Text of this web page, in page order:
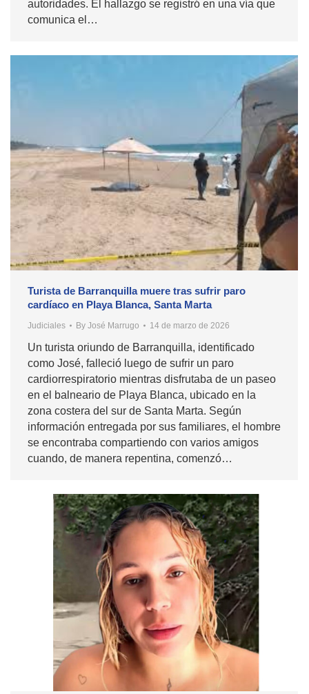
autoridades. El hallazgo se registró en una vía que
comunica el…
Turista de Barranquilla muere tras sufrir paro
cardíaco en Playa Blanca, Santa Marta
Judiciales By José Marrugo 14 de marzo de 2026
Un turista oriundo de Barranquilla, identificado
como José, falleció luego de sufrir un paro
cardiorrespiratorio mientras disfrutaba de un paseo
en el balneario de Playa Blanca, ubicado en la
zona costera del sur de Santa Marta. Según
información entregada por sus familiares, el hombre
se encontraba compartiendo con varios amigos
cuando, de manera repentina, comenzó…